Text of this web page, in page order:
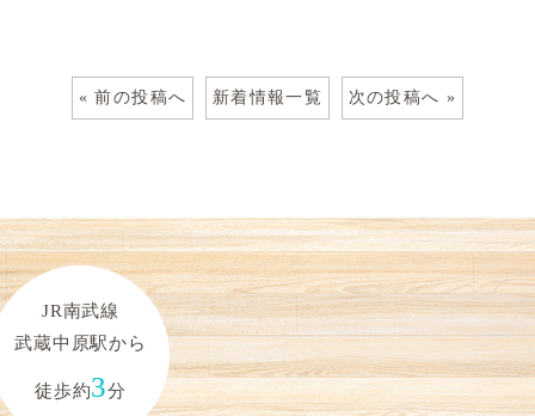
« 前の投稿へ 新着情報一覧 次の投稿へ »
JR南武線
武蔵中原駅から
徒歩約3分